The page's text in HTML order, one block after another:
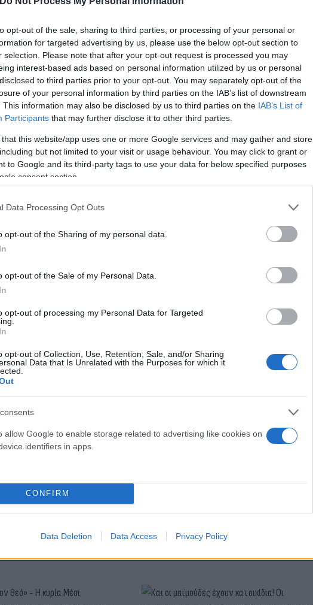
opt-out of the sale, sharing to third parties, or processing of your personal or
for targeted advertising by us, please use the below opt-out section to
selection. Please note that after your opt-out request is processed you may
interest-based ads based on personal information utilized by us or personal
to third parties prior to your opt-out. You may separately opt-out of the
of your personal information by third parties on the IAB’s list of downstream
This information may also be disclosed by us to third parties on the IAB’s List of
Participants that may further disclose it to other third parties.
that this website/app uses one or more Google services and may gather and store
but not limited to your visit or usage behaviour. You may click to grant or
to Google and its third-party tags to use your data for below specified purposes
consent section.
Data Processing Opt Outs
opt-out of the Sharing of my personal data.
opt-out of the Sale of my Personal Data.
opt-out of processing my Personal Data for Targeted
opt-out of Collection, Use, Retention, Sale, and/or Sharing
Data that Is Unrelated with the Purposes for which it
allow Google to enable storage related to advertising like cookies on
identifiers in apps.
CONFIRM
Data Deletion Data Access Privacy Policy
προσδοκίες που ξέρουν όλοι.
δεν θα μπορούσε να μην είχε δίπλα του την
με ενημέρωσαν είναι η πρώτη φορά που ο Παρθενώνας